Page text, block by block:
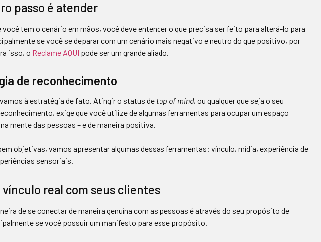
passo é atender
você tem o cenário em mãos, você deve entender o que precisa ser feito para alterá-lo para
se você se deparar com um cenário mais negativo e neutro do que positivo, por
isso, o Reclame AQUI pode ser um grande aliado.
de reconhecimento
à estratégia de fato. Atingir o status de top of mind, ou qualquer que seja o seu
exige que você utilize de algumas ferramentas para ocupar um espaço
mente das pessoas – e de maneira positiva.
objetivas, vamos apresentar algumas dessas ferramentas: vínculo, mídia, experiência de
sensoriais.
vínculo real com seus clientes
de se conectar de maneira genuína com as pessoas é através do seu propósito de
se você possuir um manifesto para esse propósito.